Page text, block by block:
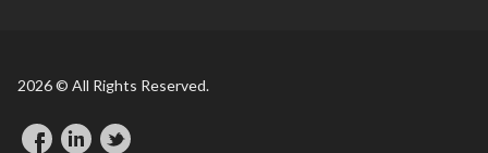
2026 © All Rights Reserved.